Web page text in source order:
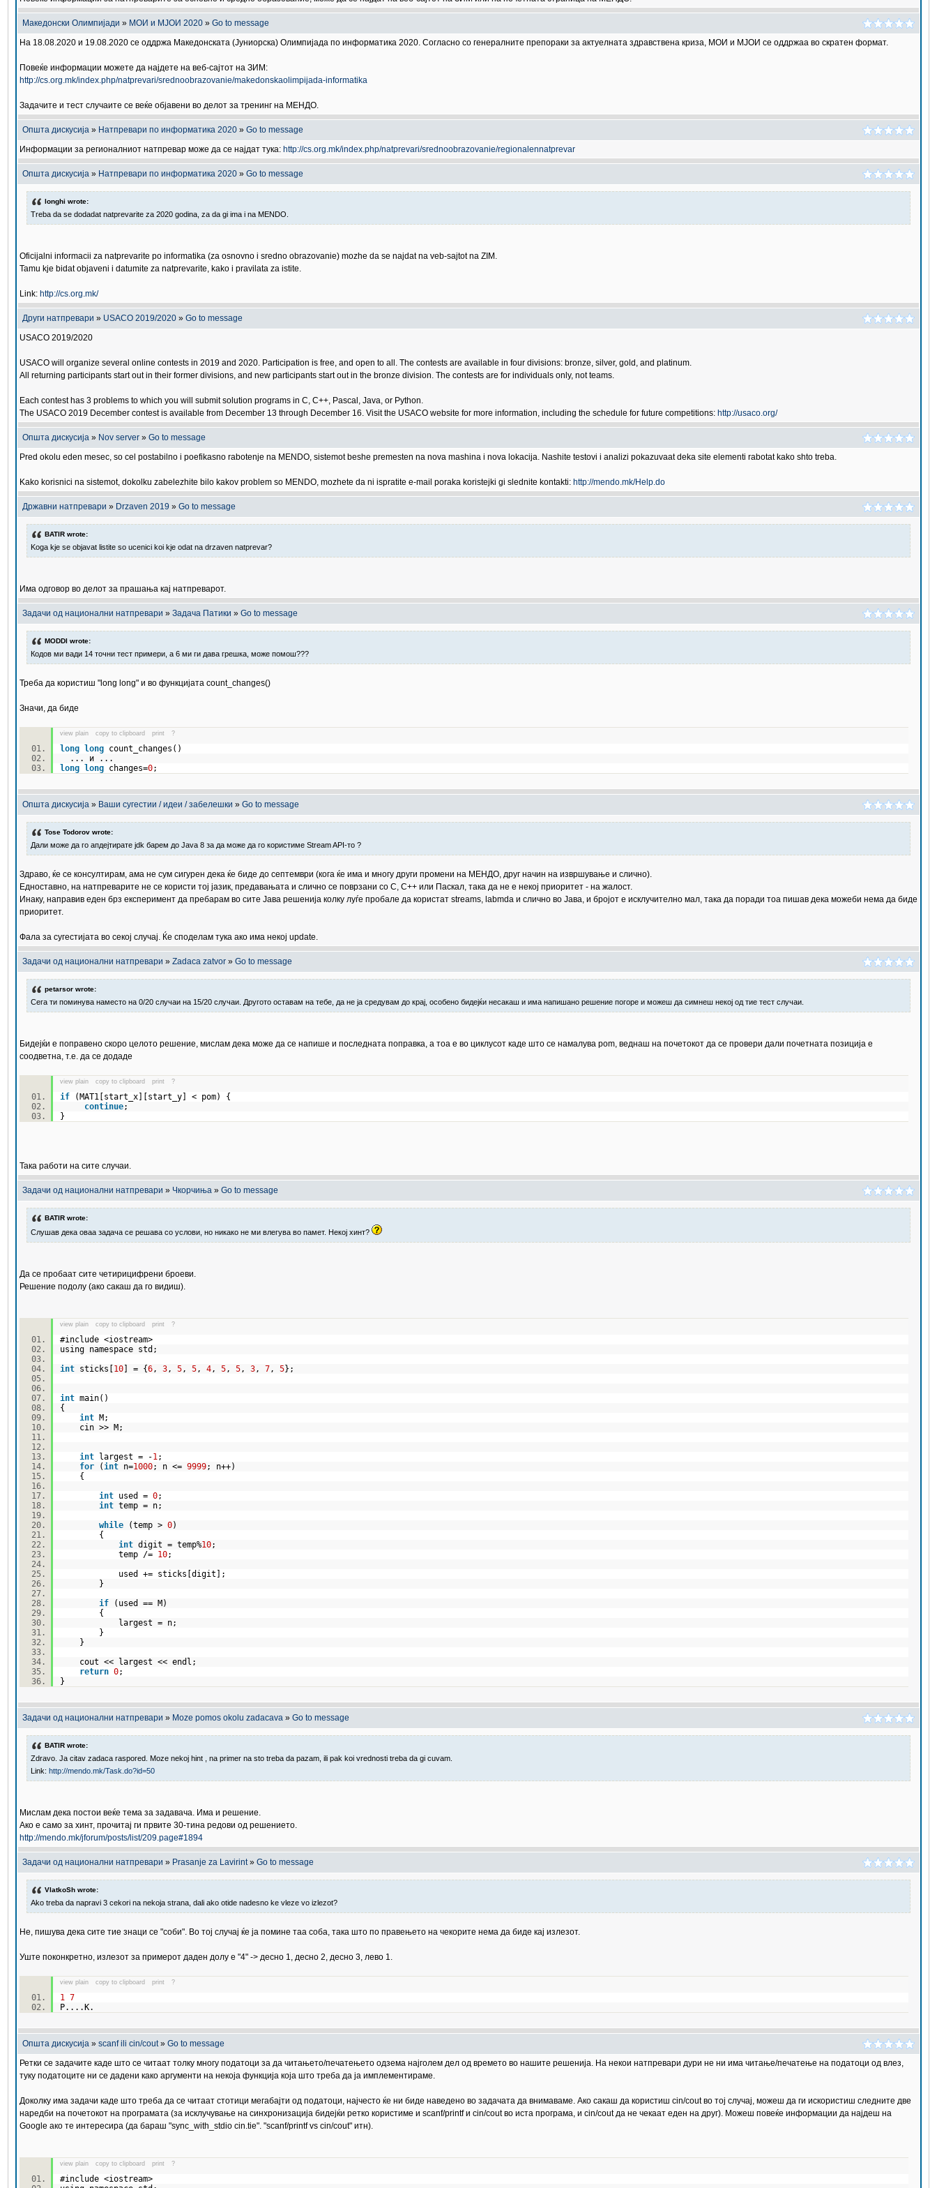
Македонски Олимпијади » МОИ и МЈОИ 2020 » Go to message
На 18.08.2020 и 19.08.2020 се оддржа Македонската (Јуниорска) Олимпијада по информатика 2020. Согласно со генералните препораки за актуелната здравствена криза, МОИ и МЈОИ се оддржаа во скратен формат.
Повеќе информации можете да најдете на веб-сајтот на ЗИМ:
http://cs.org.mk/index.php/natprevari/srednoobrazovanie/makedonskaolimpijada-informatika
Задачите и тест случаите се веќе објавени во делот за тренинг на МЕНДО.
Општа дискусија » Натпревари по информатика 2020 » Go to message
Информации за регионалниот натпревар може да се најдат тука: http://cs.org.mk/index.php/natprevari/srednoobrazovanie/regionalennatprevar
Општа дискусија » Натпревари по информатика 2020 » Go to message
longhi wrote:
Treba da se dodadat natprevarite za 2020 godina, za da gi ima i na MENDO.
Oficijalni informacii za natprevarite po informatika (za osnovno i sredno obrazovanie) mozhe da se najdat na veb-sajtot na ZIM.
Tamu kje bidat objaveni i datumite za natprevarite, kako i pravilata za istite.
Link: http://cs.org.mk/
Други натпревари » USACO 2019/2020 » Go to message
USACO 2019/2020
USACO will organize several online contests in 2019 and 2020. Participation is free, and open to all. The contests are available in four divisions: bronze, silver, gold, and platinum.
All returning participants start out in their former divisions, and new participants start out in the bronze division. The contests are for individuals only, not teams.
Each contest has 3 problems to which you will submit solution programs in C, C++, Pascal, Java, or Python.
The USACO 2019 December contest is available from December 13 through December 16. Visit the USACO website for more information, including the schedule for future competitions: http://usaco.org/
Општа дискусија » Nov server » Go to message
Pred okolu eden mesec, so cel postabilno i poefikasno rabotenje na MENDO, sistemot beshe premesten na nova mashina i nova lokacija. Nashite testovi i analizi pokazuvaat deka site elementi rabotat kako shto treba.
Kako korisnici na sistemot, dokolku zabelezhite bilo kakov problem so MENDO, mozhete da ni ispratite e-mail poraka koristejki gi slednite kontakti: http://mendo.mk/Help.do
Државни натпревари » Drzaven 2019 » Go to message
BATIR wrote:
Koga kje se objavat listite so ucenici koi kje odat na drzaven natprevar?
Има одговор во делот за прашања кај натпреварот.
Задачи од национални натпревари » Задача Патики » Go to message
MODDI wrote:
Кодов ми вади 14 точни тест примери, а 6 ми ги дава грешка, може помош???
Треба да користиш "long long" и во функцијата count_changes()
Значи, да биде
view plain copy to clipboard print ?
long long count_changes()
... и ...
long long changes=0;
Општа дискусија » Ваши сугестии / идеи / забелешки » Go to message
Tose Todorov wrote:
Дали може да го апдејтирате jdk барем до Java 8 за да може да го користиме Stream API-то ?
Здраво, ќе се консултирам, ама не сум сигурен дека ќе биде до септември (кога ќе има и многу други промени на МЕНДО, друг начин на извршување и слично).
Едноставно, на натпреварите не се користи тој јазик, предавањата и слично се поврзани со C, C++ или Паскал, така да не е некој приоритет - на жалост.
Инаку, направив еден брз експеримент да пребарам во сите Јава решенија колку луѓе пробале да користат streams, labmda и слично во Јава, и бројот е исклучително мал, така да поради тоа пишав дека можеби нема да биде
приоритет.
Фала за сугестијата во секој случај. Ќе споделам тука ако има некој update.
Задачи од национални натпревари » Zadaca zatvor » Go to message
petarsor wrote:
Сега ти поминува наместо на 0/20 случаи на 15/20 случаи. Другото оставам на тебе, да не ја средувам до крај, особено бидејќи несакаш и има напишано решение погоре и можеш да симнеш некој од тие тест случаи.
Бидејќи е поправено скоро целото решение, мислам дека може да се напише и последната поправка, а тоа е во циклусот каде што се намалува pom, веднаш на почетокот да се провери дали почетната позиција е
соодветна, т.е. да се додаде
view plain copy to clipboard print ?
if (MAT1[start_x][start_y] < pom) {
continue;
}
Така работи на сите случаи.
Задачи од национални натпревари » Чкорчиња » Go to message
BATIR wrote:
Слушав дека оваа задача се решава со услови, но никако не ми влегува во памет. Некој хинт?
Да се пробаат сите четирицифрени броеви.
Решение подолу (ако сакаш да го видиш).
view plain copy to clipboard print ?
#include <iostream>
using namespace std;
int sticks[10] = {6 , 3 , 5 , 5 , 4 , 5 , 5 , 3 , 7 , 5};
int main()
{
int M;
cin >> M;
int largest = -1 ;
for ( int n=1000; n <= 9999; n++)
{
int used = 0;
int temp = n;
while (temp > 0)
{
int digit = temp%10;
temp /= 10;
used += sticks[digit];
}
if (used == M)
{
largest = n;
}
}
cout << largest << endl;
return 0;
}
Задачи од национални натпревари » Moze pomos okolu zadacava » Go to message
BATIR wrote:
Zdravo. Ja citav zadaca raspored. Moze nekoj hint , na primer na sto treba da pazam, ili pak koi vrednosti treba da gi cuvam.
Link: http://mendo.mk/Task.do?id=50
Мислам дека постои веќе тема за задавача. Има и решение.
Ако е само за хинт, прочитај ги првите 30-тина редови од решението.
http://mendo.mk/jforum/posts/list/209.page#1894
Задачи од национални натпревари » Prasanje za Lavirint» Go to message
VlatkoSh wrote:
Ako treba da napravi 3 cekori na nekoja strana, dali ako otide nadesno ke vleze vo izlezot?
Не, пишува дека сите тие знаци се "соби". Во тој случај ќе ја помине таа соба, така што по правењето на чекорите нема да биде кај излезот.
Уште поконкретно, излезот за примерот даден долу е "4" -> десно 1, десно 2, десно 3, лево 1.
view plain copy to clipboard print ?
1
7
P....K.
Општа дискусија » scanf ili cin/cout» Go to message
Ретки се задачите каде што се читаат толку многу податоци за да читањето/печатењето одзема најголем дел од времето во нашите решенија. На некои натпревари дури не ни има читање/печатење на податоци од влез,
туку податоците ни се дадени како аргументи на некоја функција која што треба да ја имплементираме.
Доколку има задачи каде што треба да се читаат стотици мегабајти од податоци, најчесто ќе ни биде наведено во задачата да внимаваме. Ако сакаш да користиш cin/cout во тој случај, можеш да ги искористиш следните две
наредби на почетокот на програмата (за исклучување на синхронизација бидејќи ретко користиме и scanf/printf и cin/cout во иста програма, и cin/cout да не чекаат еден на друг). Можеш повеќе информации да најдеш на
Google ако те интересира (да бараш "sync_with_stdio cin.tie". "scanf/printf vs cin/cout" итн).
view plain copy to clipboard print ?
#include <iostream>